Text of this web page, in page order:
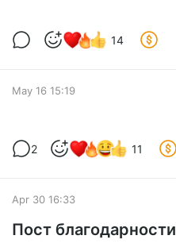
14
May 16 15:19
Печатная версия
2 11
Apr 30 16:33
Пост благодарности